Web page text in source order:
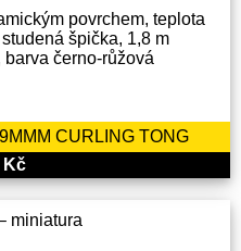
povrchem, teplota
špička, 1,8 m
černo-růžová
CURLING TONG
Kč